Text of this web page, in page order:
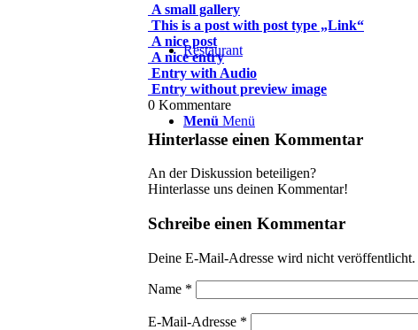
Restaurant
Menü Menü
A small gallery
This is a post with post type „Link“
A nice post
A nice entry
Entry with Audio
Entry without preview image
0 Kommentare
Hinterlasse einen Kommentar
An der Diskussion beteiligen?
Hinterlasse uns deinen Kommentar!
Schreibe einen Kommentar
Deine E-Mail-Adresse wird nicht veröffentlicht.
Name *
E-Mail-Adresse *